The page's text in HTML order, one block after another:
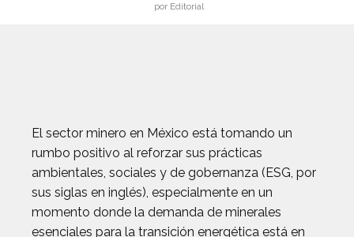
por Editorial
El sector minero en México está tomando un
rumbo positivo al reforzar sus prácticas
ambientales, sociales y de gobernanza (ESG, por
sus siglas en inglés), especialmente en un
momento donde la demanda de minerales
esenciales para la transición energética está en